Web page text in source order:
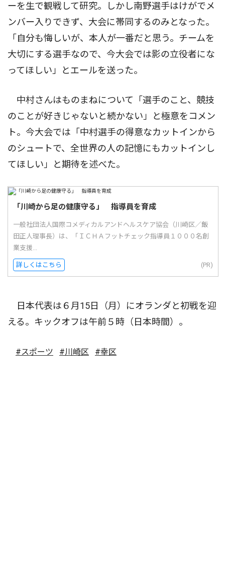
ーを生で観戦して研究。しかし南野選手はけがでメ
ンバー入りできず、大会に帯同するのみとなった。
「自分も悔しいが、本人が一番だと思う。チームを
大切にする選手なので、今大会では影の立役者にな
ってほしい」とエールを送った。
中村さんはものまねについて「選手のこと、競技
のことが好きじゃないと続かない」と極意をコメン
ト。今大会では「中村選手の得意なカットインから
のシュートで、全世界の人の記憶にもカットインし
てほしい」と期待を述べた。
「川崎から足の健康守る」 指導員を育成
一般社団法人国際コメディカルアンドヘルスケア協会（川崎区／飯
田正人理事長）は、「ＩＣＨＡフットチェック指導員１０００名創
業支援...
詳しくはこちら (PR)
日本代表は６月15日（月）にオランダと初戦を迎
える。キックオフは午前５時（日本時間）。
#スポーツ #川崎区 #幸区